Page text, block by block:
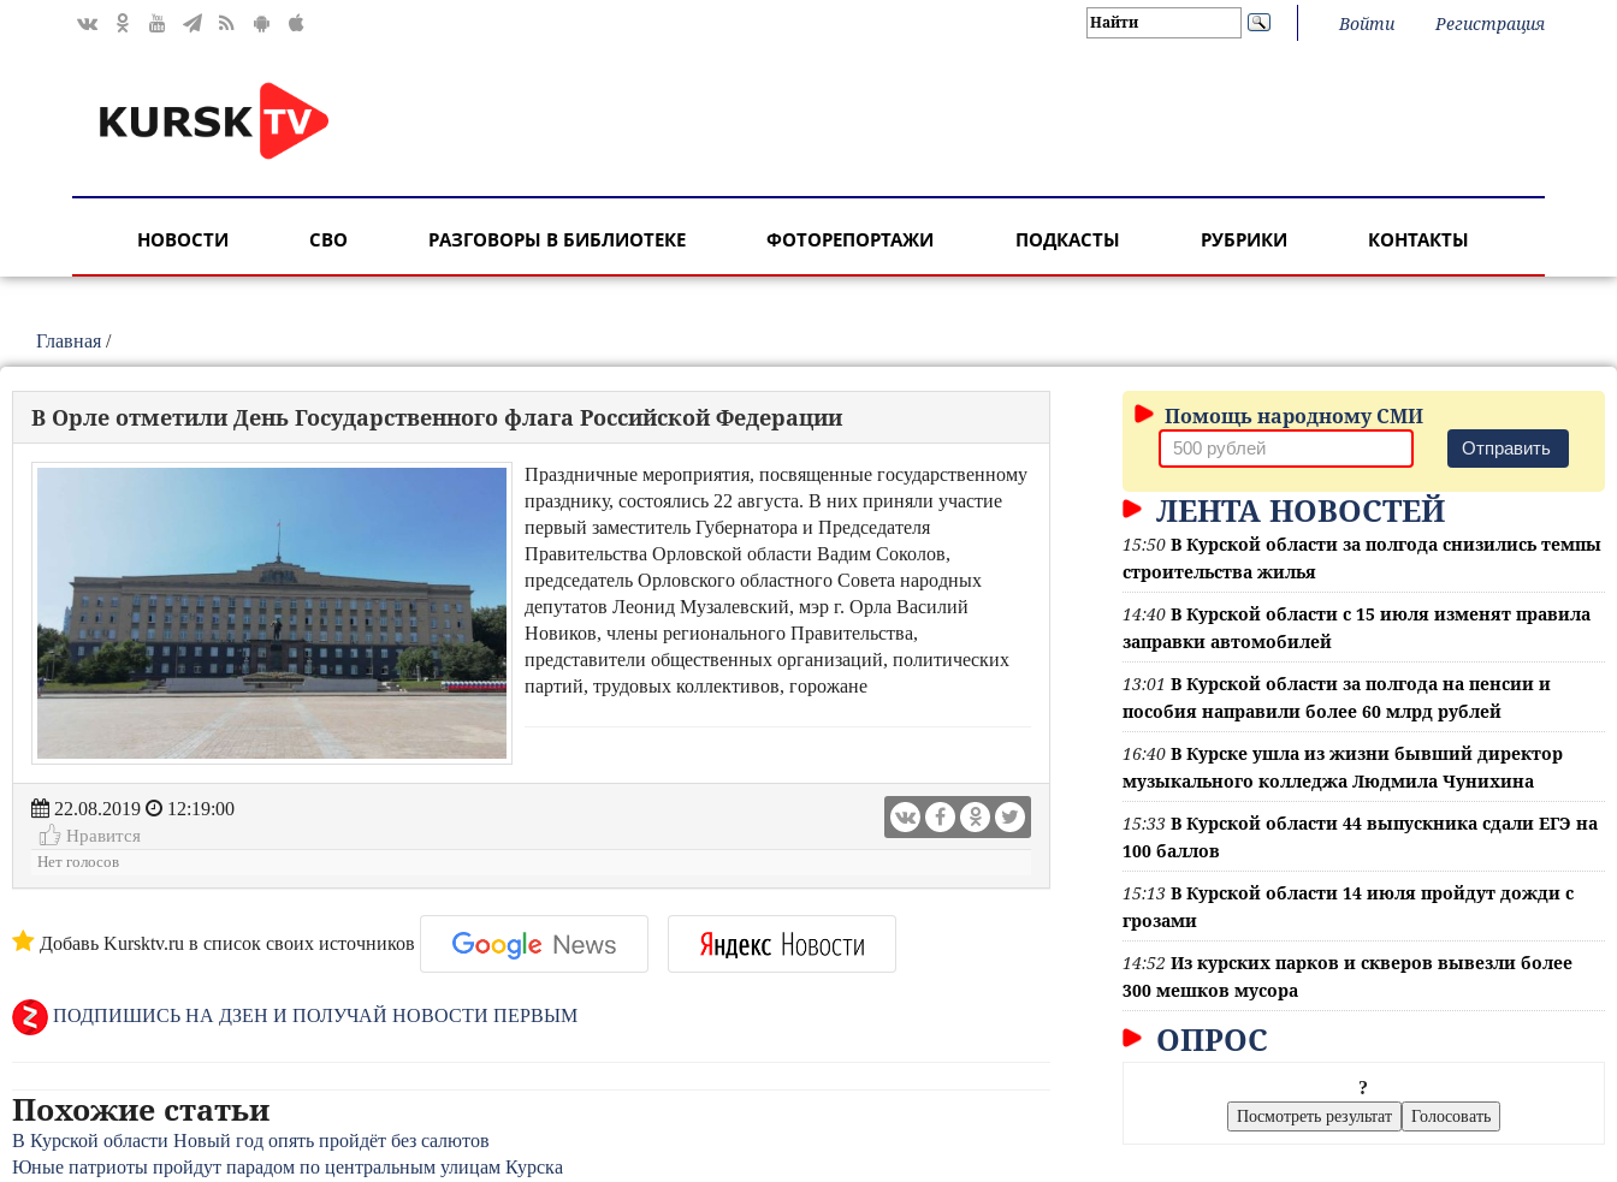
Войти Регистрация
НОВОСТИ СВО РАЗГОВОРЫ В БИБЛИОТЕКЕ ФОТОРЕПОРТАЖИ ПОДКАСТЫ РУБРИКИ КОНТАКТЫ
Главная /
В Орле отметили День Государственного флага Российской Федерации
Праздничные мероприятия, посвященные государственному
празднику, состоялись 22 августа. В них приняли участие
первый заместитель Губернатора и Председателя
Правительства Орловской области Вадим Соколов,
председатель Орловского областного Совета народных
депутатов Леонид Музалевский, мэр г. Орла Василий
Новиков, члены регионального Правительства,
представители общественных организаций, политических
партий, трудовых коллективов, горожане
22.08.2019
12:19:00
Нравится
Нет голосов
Добавь Kursktv.ru в список своих источников
ПОДПИШИСЬ НА ДЗЕН И ПОЛУЧАЙ НОВОСТИ ПЕРВЫМ
Похожие статьи
В Курской области Новый год опять пройдёт без салютов
Юные патриоты пройдут парадом по центральным улицам Курска
Помощь народному СМИ
Отправить
ЛЕНТА НОВОСТЕЙ
15:50 В Курской области за полгода снизились темпы
строительства жилья
14:40 В Курской области с 15 июля изменят правила
заправки автомобилей
13:01 В Курской области за полгода на пенсии и
пособия направили более 60 млрд рублей
16:40 В Курске ушла из жизни бывший директор
музыкального колледжа Людмила Чунихина
15:33 В Курской области 44 выпускника сдали ЕГЭ на
100 баллов
15:13 В Курской области 14 июля пройдут дожди с
грозами
14:52 Из курских парков и скверов вывезли более
300 мешков мусора
ОПРОС
?